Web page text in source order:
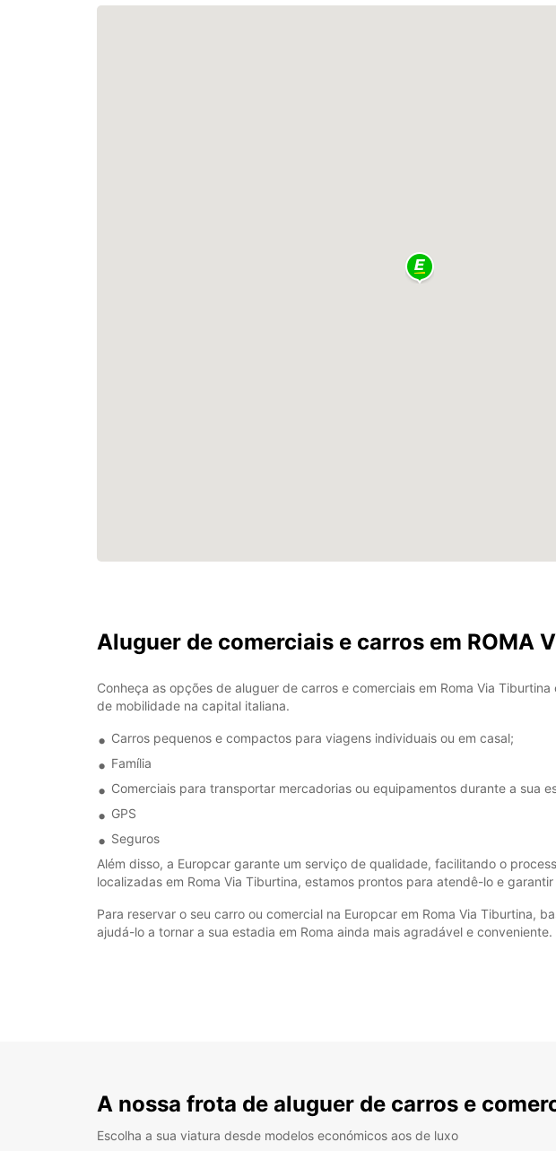
Aluguer de comerciais e carros em ROMA
Conheça as opções de aluguer de carros e comerciais em Roma Via
de mobilidade na capital italiana.
Carros pequenos e compactos para viagens individuais ou em casal;
Família
Comerciais para transportar mercadorias ou equipamentos durante a sua
GPS
Seguros
Além disso, a Europcar garante um serviço de qualidade, facilitando o
localizadas em Roma Via Tiburtina, estamos prontos para atendê-lo e
Para reservar o seu carro ou comercial na Europcar em Roma Via Tiburtina,
ajudá-lo a tornar a sua estadia em Roma ainda mais agradável e conveniente.
A nossa frota de aluguer de carros e
Escolha a sua viatura desde modelos económicos aos de luxo